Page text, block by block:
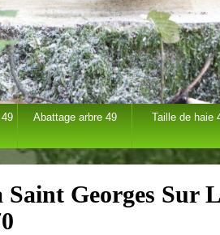
Abattage arbre 49 Taille de haie
Georges Sur